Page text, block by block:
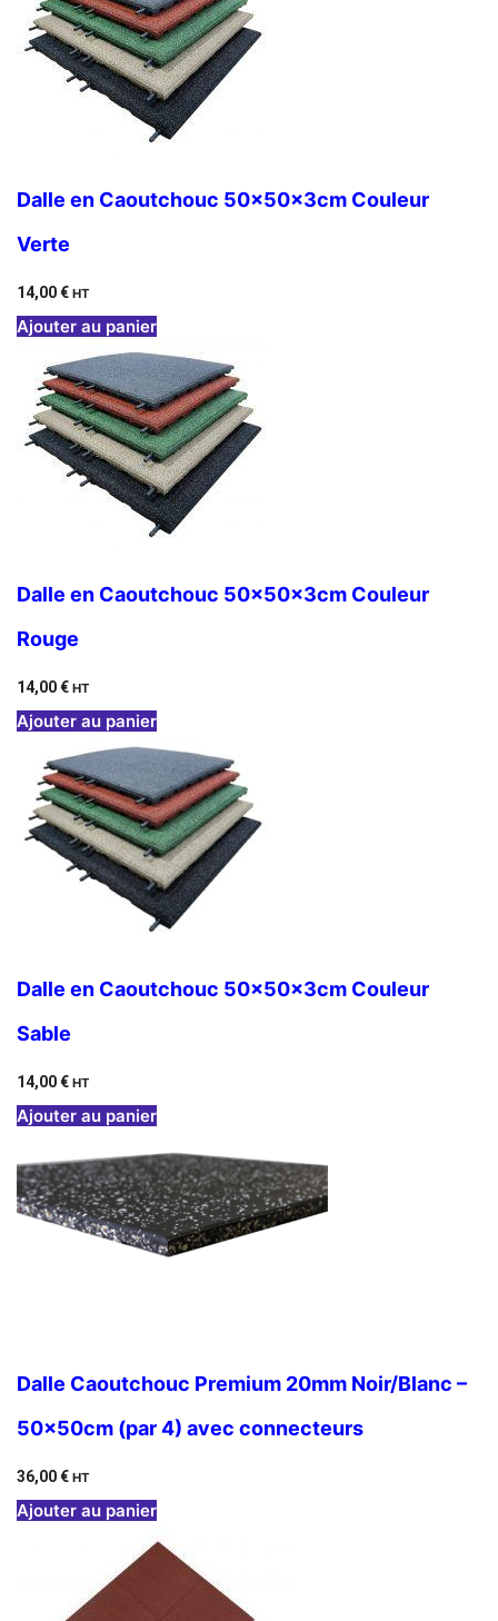
Dalle en Caoutchouc 50x50x3cm Couleur
Verte
14,00€ HT
Ajouter au panier
Dalle en Caoutchouc 50x50x3cm Couleur
Rouge
14,00€ HT
Ajouter au panier
Dalle en Caoutchouc 50x50x3cm Couleur
Sable
14,00€ HT
Ajouter au panier
Dalle Caoutchouc Premium 20mm Noir/Blanc –
50x50cm (par 4) avec connecteurs
36,00€ HT
Ajouter au panier